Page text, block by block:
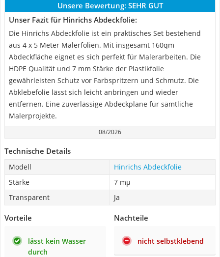
Unsere Bewertung: SEHR GUT
Unser Fazit für Hinrichs Abdeckfolie:
Die Hinrichs Abdeckfolie ist ein praktisches Set bestehend
aus 4 x 5 Meter Malerfolien. Mit insgesamt 160qm
Abdeckfläche eignet es sich perfekt für Malerarbeiten. Die
HDPE Qualität und 7 mm Stärke der Plastikfolie
gewährleisten Schutz vor Farbspritzern und Schmutz. Die
Abklebefolie lässt sich leicht anbringen und wieder
entfernen. Eine zuverlässige Abdeckplane für sämtliche
Malerprojekte.
08/2026
Technische Details
Modell
Hinrichs Abdeckfolie
Stärke
7 mμ
Transparent
Ja
Vorteile
lässt kein Wasser
durch
Nachteile
nicht selbstklebend